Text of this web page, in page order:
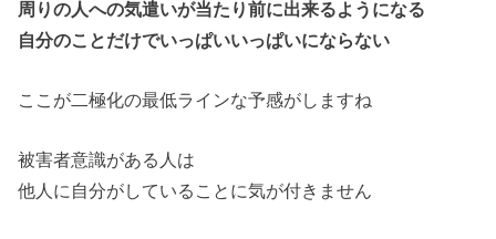
周りの人への気遣いが当たり前に出来るようになる
自分のことだけでいっぱいいっぱいにならない
ここが二極化の最低ラインな予感がしますね
被害者意識がある人は
他人に自分がしていることに気が付きません